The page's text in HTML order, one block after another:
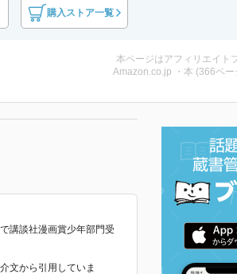
購入ストア一覧
本ページはアフィリエイト
Amazon.co.jp ・本 (366ペ
講談社漫画賞少年部門受
文から引用していま